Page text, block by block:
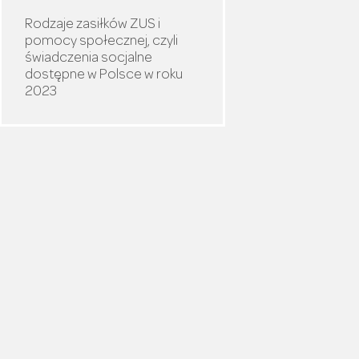
Rodzaje zasiłków ZUS i
pomocy społecznej, czyli
świadczenia socjalne
dostępne w Polsce w roku
2023